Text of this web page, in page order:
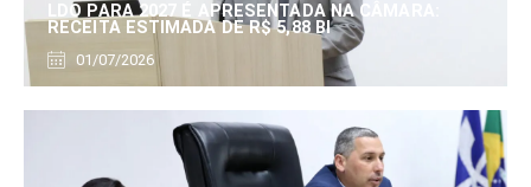
LDO PARA 2027 É APRESENTADA NA CÂMARA:
RECEITA ESTIMADA DE R$ 5,88 BI
01/07/2026